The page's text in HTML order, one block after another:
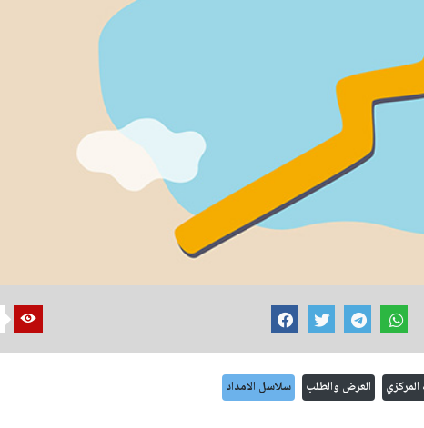
المركزي العرض والطلب سلاسل الامداد